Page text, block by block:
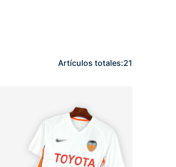
Artículos totales:21